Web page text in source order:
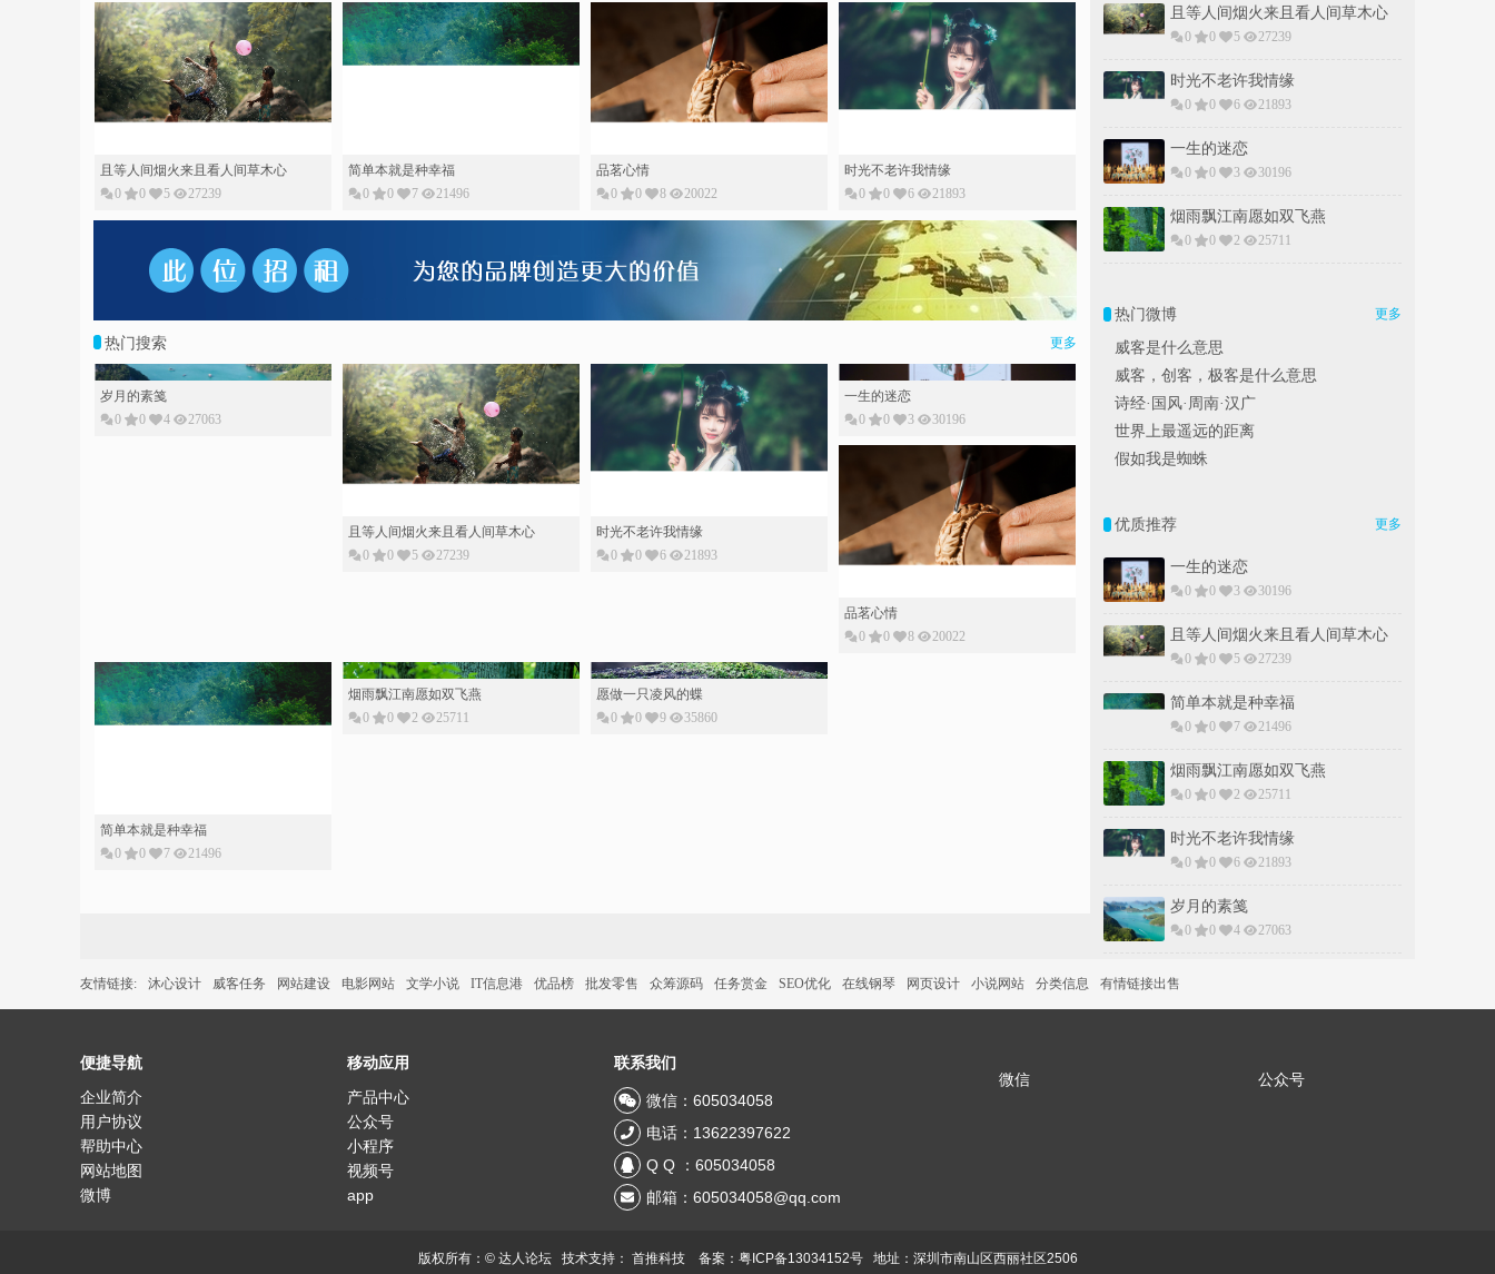
且等人间烟火来且看人间草木心
0
0 5 27239
简单本就是种幸福
0
0 7 21496
品茗心情
0
0 8 20022
时光不老许我情缘
0
0 6 21893
热门搜索 更多
岁月的素䇳
0
0 4 27063
且等人间烟火来且看人间草木心
0
0 5 27239
时光不老许我情缘
0
0 6 21893
一生的迷恋
0
0 3 30196
品茗心情
0
0 8 20022
简单本就是种幸福
0
0 7 21496
烟雨飘江南愿如双飞燕
0
0 2 25711
愿做一只凌风的蝶
0
0 9 35860
且等人间烟火来且看人间草木心
0 0 5 27239
时光不老许我情缘
0 0 6 21893
一生的迷恋
0 0 3 30196
烟雨飘江南愿如双飞燕
0 0 2 25711
热门微博 更多
威客是什么意思
威客，创客，极客是什么意思
诗经·国风·周南·汉广
世界上最遥远的距离
假如我是蜘蛛
优质推荐 更多
一生的迷恋
0 0 3 30196
且等人间烟火来且看人间草木心
0 0 5 27239
简单本就是种幸福
0 0 7 21496
烟雨飘江南愿如双飞燕
0 0 2 25711
时光不老许我情缘
0 0 6 21893
岁月的素䇳
0 0 4 27063
友情链接: 沐心设计 威客任务 网站建设 电影网站 文学小说 IT信息港 优品榜 批发零售 众筹源码 任务赏金 SEO优化 在线钢琴 网页设计 小说网站 分类信息 有情链接出售
便捷导航
企业简介
用户协议
帮助中心
网站地图
微博
移动应用
产品中心
公众号
小程序
视频号
app
联系我们
微信：605034058
电话：13622397622
Q Q ：605034058
邮箱：605034058@qq.com
微信 公众号
版权所有：© 达人论坛 技术支持： 首推科技 备案：粤ICP备13034152号地址：深圳市南山区西丽社区2506